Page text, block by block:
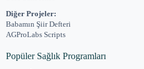
Diğer Projeler:
Babamın Şiir Defteri
AGProLabs Scripts
Popüler Sağlık Programları